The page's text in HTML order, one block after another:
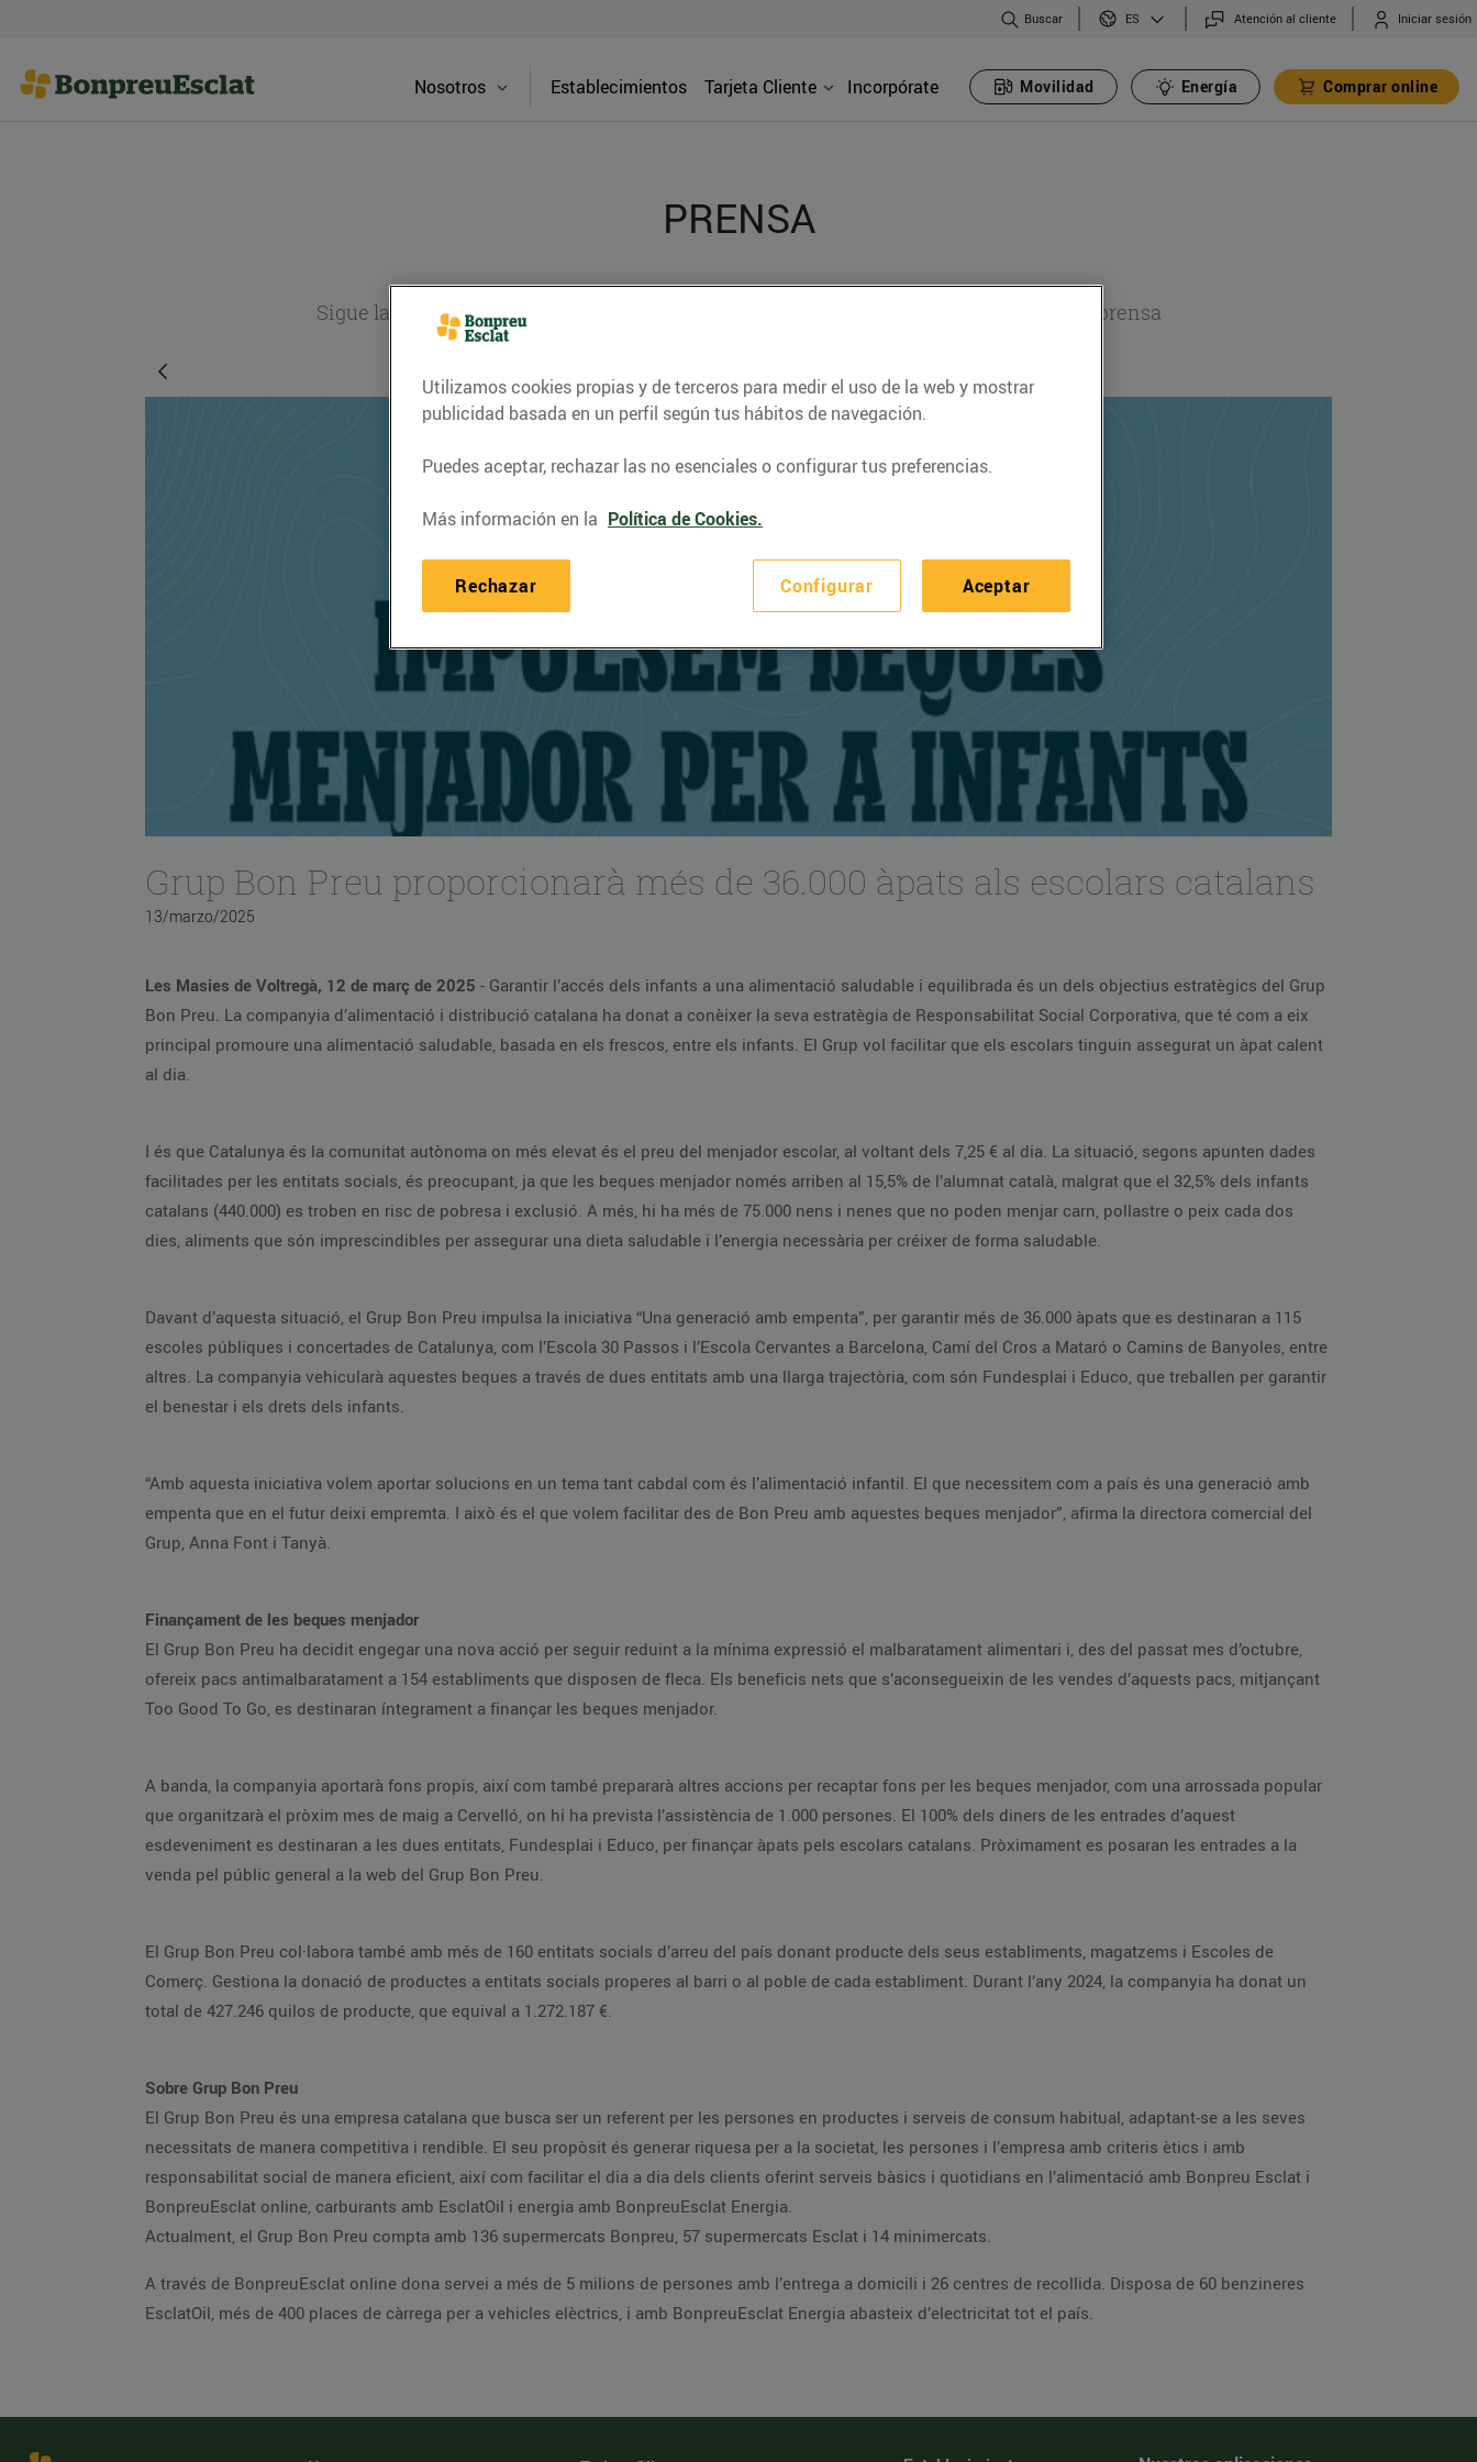
Buscar ES Atención al cliente Iniciar sesión
Nosotros Establecimientos Tarjeta Cliente Incorpórate Movilidad Energía Comprar online
PRENSA
Sigue la actualidad de los supermercados Bonpreu y Esclat a través de la sección de prensa
Grup Bon Preu proporcionarà més de 36.000 àpats als escolars catalans
13/marzo/2025
Les Masies de Voltregà, 12 de març de 2025 - Garantir l’accés dels infants a una alimentació saludable i equilibrada és un dels objectius estratègics del Grup
Bon Preu. La companyia d’alimentació i distribució catalana ha donat a conèixer la seva estratègia de Responsabilitat Social Corporativa, que té com a eix
principal promoure una alimentació saludable, basada en els frescos, entre els infants. El Grup vol facilitar que els escolars tinguin assegurat un àpat calent
al dia.
I és que Catalunya és la comunitat autònoma on més elevat és el preu del menjador escolar, al voltant dels 7,25 € al dia. La situació, segons apunten dades
facilitades per les entitats socials, és preocupant, ja que les beques menjador només arriben al 15,5% de l’alumnat català, malgrat que el 32,5% dels infants
catalans (440.000) es troben en risc de pobresa i exclusió. A més, hi ha més de 75.000 nens i nenes que no poden menjar carn, pollastre o peix cada dos
dies, aliments que són imprescindibles per assegurar una dieta saludable i l’energia necessària per créixer de forma saludable.
Davant d’aquesta situació, el Grup Bon Preu impulsa la iniciativa “Una generació amb empenta”, per garantir més de 36.000 àpats que es destinaran a 115
escoles públiques i concertades de Catalunya, com l’Escola 30 Passos i l’Escola Cervantes a Barcelona, Camí del Cros a Mataró o Camins de Banyoles, entre
altres. La companyia vehicularà aquestes beques a través de dues entitats amb una llarga trajectòria, com són Fundesplai i Educo, que treballen per garantir
el benestar i els drets dels infants.
“Amb aquesta iniciativa volem aportar solucions en un tema tant cabdal com és l’alimentació infantil. El que necessitem com a país és una generació amb
empenta que en el futur deixi empremta. I això és el que volem facilitar des de Bon Preu amb aquestes beques menjador”, afirma la directora comercial del
Grup, Anna Font i Tanyà.
Finançament de les beques menjador
El Grup Bon Preu ha decidit engegar una nova acció per seguir reduint a la mínima expressió el malbaratament alimentari i, des del passat mes d’octubre,
ofereix pacs antimalbaratament a 154 establiments que disposen de fleca. Els beneficis nets que s’aconsegueixin de les vendes d’aquests pacs, mitjançant
Too Good To Go, es destinaran íntegrament a finançar les beques menjador.
A banda, la companyia aportarà fons propis, així com també prepararà altres accions per recaptar fons per les beques menjador, com una arrossada popular
que organitzarà el pròxim mes de maig a Cervelló, on hi ha prevista l’assistència de 1.000 persones. El 100% dels diners de les entrades d’aquest
esdeveniment es destinaran a les dues entitats, Fundesplai i Educo, per finançar àpats pels escolars catalans. Pròximament es posaran les entrades a la
venda pel públic general a la web del Grup Bon Preu.
El Grup Bon Preu col·labora també amb més de 160 entitats socials d’arreu del país donant producte dels seus establiments, magatzems i Escoles de
Comerç. Gestiona la donació de productes a entitats socials properes al barri o al poble de cada establiment. Durant l’any 2024, la companyia ha donat un
total de 427.246 quilos de producte, que equival a 1.272.187 €.
Sobre Grup Bon Preu
El Grup Bon Preu és una empresa catalana que busca ser un referent per les persones en productes i serveis de consum habitual, adaptant-se a les seves
necessitats de manera competitiva i rendible. El seu propòsit és generar riquesa per a la societat, les persones i l’empresa amb criteris ètics i amb
responsabilitat social de manera eficient, així com facilitar el dia a dia dels clients oferint serveis bàsics i quotidians en l’alimentació amb Bonpreu Esclat i
BonpreuEsclat online, carburants amb EsclatOil i energia amb BonpreuEsclat Energia.
Actualment, el Grup Bon Preu compta amb 136 supermercats Bonpreu, 57 supermercats Esclat i 14 minimercats.
A través de BonpreuEsclat online dona servei a més de 5 milions de persones amb l’entrega a domicili i 26 centres de recollida. Disposa de 60 benzineres
EsclatOil, més de 400 places de càrrega per a vehicles elèctrics, i amb BonpreuEsclat Energia abasteix d’electricitat tot el país.
Utilizamos cookies propias y de terceros para medir el uso de la web y mostrar
publicidad basada en un perfil según tus hábitos de navegación.
Puedes aceptar, rechazar las no esenciales o configurar tus preferencias.
Más información en la Política de Cookies.
Configurar
Rechazar Aceptar